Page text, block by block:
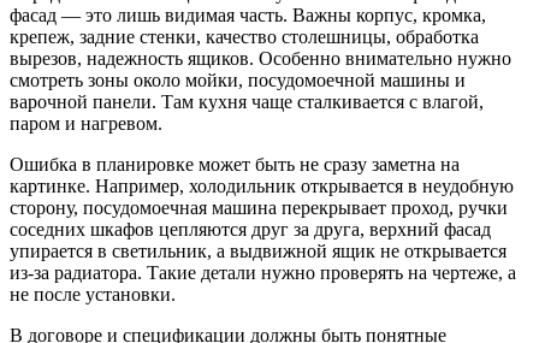
фасад — это лишь видимая часть. Важны корпус, кромка,
крепеж, задние стенки, качество столешницы, обработка
вырезов, надежность ящиков. Особенно внимательно нужно
смотреть зоны около мойки, посудомоечной машины и
варочной панели. Там кухня чаще сталкивается с влагой,
паром и нагревом.
Ошибка в планировке может быть не сразу заметна на
картинке. Например, холодильник открывается в неудобную
сторону, посудомоечная машина перекрывает проход, ручки
соседних шкафов цепляются друг за друга, верхний фасад
упирается в светильник, а выдвижной ящик не открывается
из-за радиатора. Такие детали нужно проверять на чертеже, а
не после установки.
В договоре и спецификации должны быть понятные